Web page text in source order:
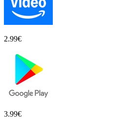
2.99€
3.99€